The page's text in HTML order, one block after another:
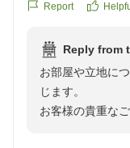
きまして、ご不
考とさせていた
お客様の貴重な
るホテルづくり
クチコミの詳細は
Report
Reply from
お部屋や立地に
じます。
お客様の貴重な